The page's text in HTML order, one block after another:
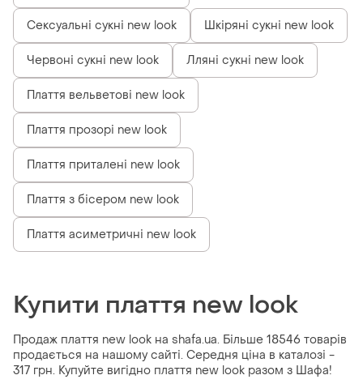
Сексуальні сукні new look Шкіряні сукні new look
Червоні сукні new look Лляні сукні new look
Плаття вельветові new look
Плаття прозорі new look
Плаття приталені new look
Плаття з бісером new look
Плаття асиметричні new look
Купити плаття new look
Продаж плаття new look на shafa.ua. Більше 18546 товарів
продається на нашому сайті. Середня ціна в каталозі -
317 грн. Купуйте вигідно плаття new look разом з Шафа!